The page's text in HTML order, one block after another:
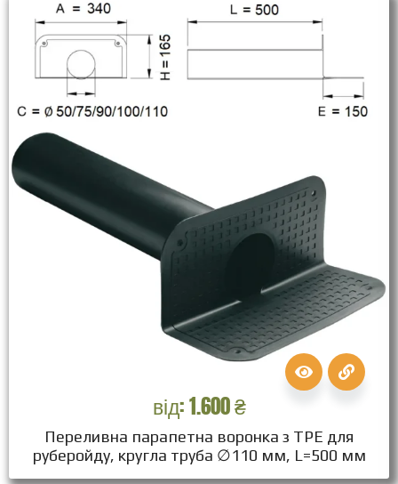
від:1.600₴
Переливна парапетна воронка з ТPЕ для
руберойду, кругла труба ∅110 мм, L=500 мм